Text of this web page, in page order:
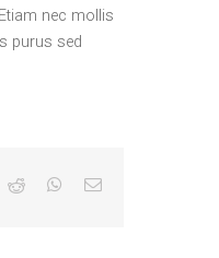
nec mollis
purus sed
reddit whatsappEmail